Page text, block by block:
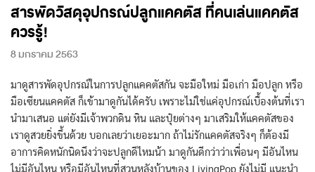
สารพัดวัสดุอุปกรณ์ปลูกแคคตัส ที่คนเล่นแคคตัส
ควรรู้!
8 มกราคม 2563
มาดูสารพัดอุปกรณ์ในการปลูกแคคตัสกัน จะมือใหม่ มือเก่า มือปลูก หรือ
มือเซียนแคคตัส ก็เข้ามาดูกันได้ครับ เพราะไม่ใช่แค่อุปกรณ์เบื้องต้นที่เรา
นำมาเสนอ แต่ยังมีเจ้าพวกดิน หิน และปุ๋ยต่างๆ มาเสริมให้แคคตัสของ
เราดูสวยยิ่งขึ้นด้วย บอกเลยว่าเยอะมาก ถ้าไม่รักแคคตัสจริงๆ ก็ต้องมี
อาการคิดหนักนิดนึงว่าจะปลูกดีไหมน้า มาดูกันดีกว่าว่าเพื่อนๆ มีอันไหน
ไม่มีอันไหน หรือมีอันไหนที่สวนหลังบ้านของ LivingPop ยังไม่มี แนะนำ